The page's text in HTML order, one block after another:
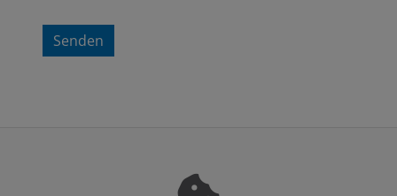
Senden